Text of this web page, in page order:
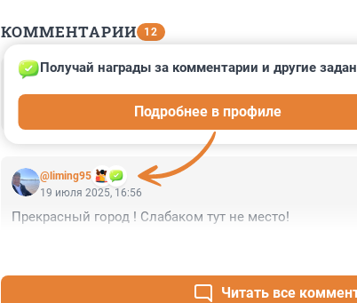
КОММЕНТАРИИ 12
Гость
@liming95
Получай награды за комментарии и другие
Подробнее в профиле
19 июля 2025, 16:56
Прекрасный город ! Слабаком тут не место!
Читать все